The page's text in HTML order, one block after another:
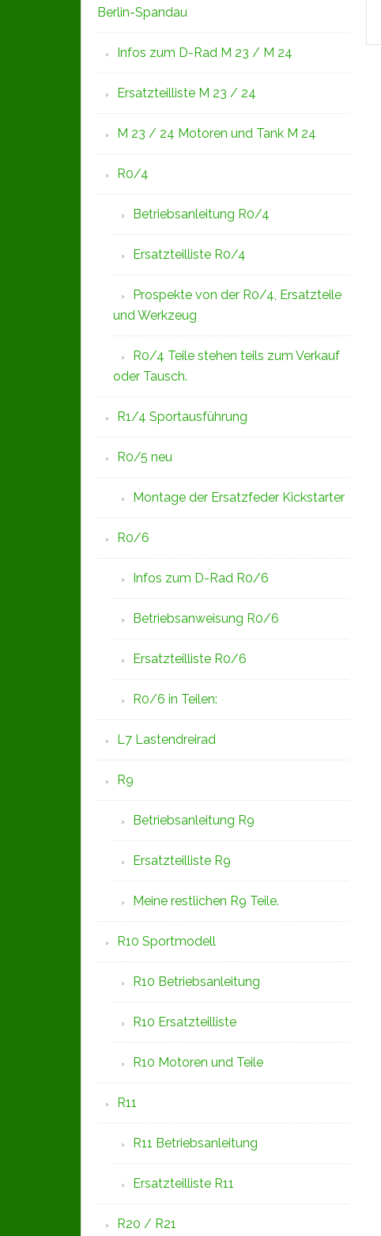
Berlin-Spandau
Infos zum D-Rad M 23 / M 24
Ersatzteilliste M 23 / 24
M 23 / 24 Motoren und Tank M 24
R0/4
Betriebsanleitung R0/4
Ersatzteilliste R0/4
Prospekte von der R0/4, Ersatzteile
und Werkzeug
R0/4 Teile stehen teils zum Verkauf
oder Tausch.
R1/4 Sportausführung
R0/5 neu
Montage der Ersatzfeder Kickstarter
R0/6
Infos zum D-Rad R0/6
Betriebsanweisung R0/6
Ersatzteilliste R0/6
R0/6 in Teilen:
L7 Lastendreirad
R9
Betriebsanleitung R9
Ersatzteilliste R9
Meine restlichen R9 Teile.
R10 Sportmodell
R10 Betriebsanleitung
R10 Ersatzteilliste
R10 Motoren und Teile
R11
R11 Betriebsanleitung
Ersatzteilliste R11
R20 / R21